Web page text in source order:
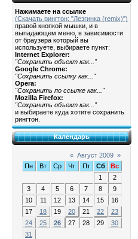
Нажимаете на ссылке
(Скачать рингтон: "Лезгинка (remix)")
правой кнопкой мышки, и в
выпадающем меню, в зависимости
от браузера который вы
используете, выбираете пункт:
Internet Explorer:
"Сохранить объект как..."
Google Chrome:
"Сохранить ссылку как..."
Opera:
"Сохранить по ссылке как..."
Mozilla Firefox:
"Сохранить объект как..."
и выбираете куда хотите сохранить
рингтон.
Календарь
« Август 2009 »
Пн
Вт Ср Чт Пт Сб
Вс
1
2
3
4 5 6 7 8
9
10
11 12 13 14 15
16
17
18 19 20 21 22
23
24
25 26 27 28 29
30
31